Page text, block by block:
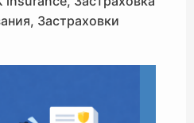
, Застраховки